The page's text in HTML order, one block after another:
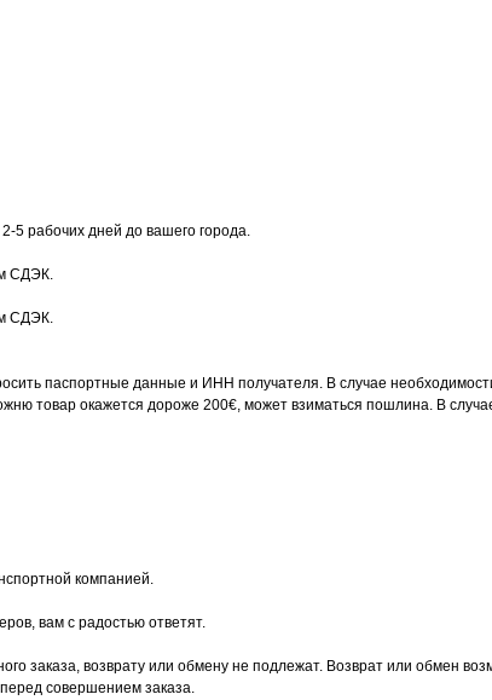
5 рабочих дней до вашего города.
СДЭК.
СДЭК.
паспортные данные и ИНН получателя. В случае
товар окажется дороже 200€, может взиматься пошлина. В
компанией.
вам с радостью ответят.
заказа, возврату или обмену не подлежат. Возврат или обмен
совершением заказа.